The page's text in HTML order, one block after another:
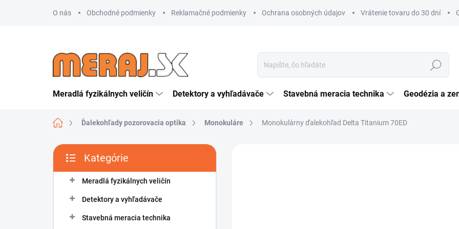
O nás Obchodné podmienky Reklamačné podmienky Ochrana osobných údajov Vrátenie tovaru do 30 dní
Hľadať
Meradlá fyzikálnych veličín Detektory a vyhľadávače Stavebná meracia technika Geodézia a
DomovĎalekohľady pozorovacia optika Monokuláre Monokulárny ďalekohľad Delta Titanium 70ED
B
č
kategórie
Kategórie
Meradlá fyzikálnych veličín
Detektory a vyhľadávače
Stavebná meracia technika